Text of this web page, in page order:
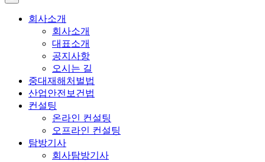
회사소개
회사소개
대표소개
공지사항
오시는 길
중대재해처벌법
산업안전보건법
컨설팅
온라인 컨설팅
오프라인 컨설팅
탐방기사
회사탐방기사